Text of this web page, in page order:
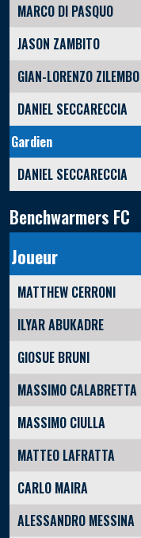
MARCO DI PASQUO
JASON ZAMBITO
GIAN-LORENZO ZILEMBO
DANIEL SECCARECCIA
Gardien
DANIEL SECCARECCIA
Benchwarmers FC
Joueur
MATTHEW CERRONI
ILYAR ABUKADRE
GIOSUE BRUNI
MASSIMO CALABRETTA
MASSIMO CIULLA
MATTEO LAFRATTA
CARLO MAIRA
ALESSANDRO MESSINA